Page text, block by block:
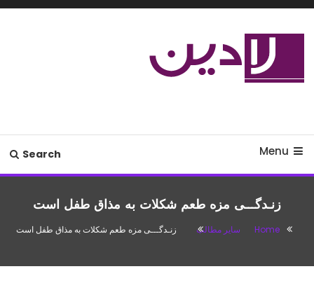
Skip
Menu
Search
زنـدگـــی مزه طعم شکلات به مذاق طفل است
Home سایر مطالب زنـدگـــی مزه طعم شکلات به مذاق طفل است